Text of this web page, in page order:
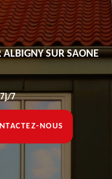
SUR SAONE
7
NOUS